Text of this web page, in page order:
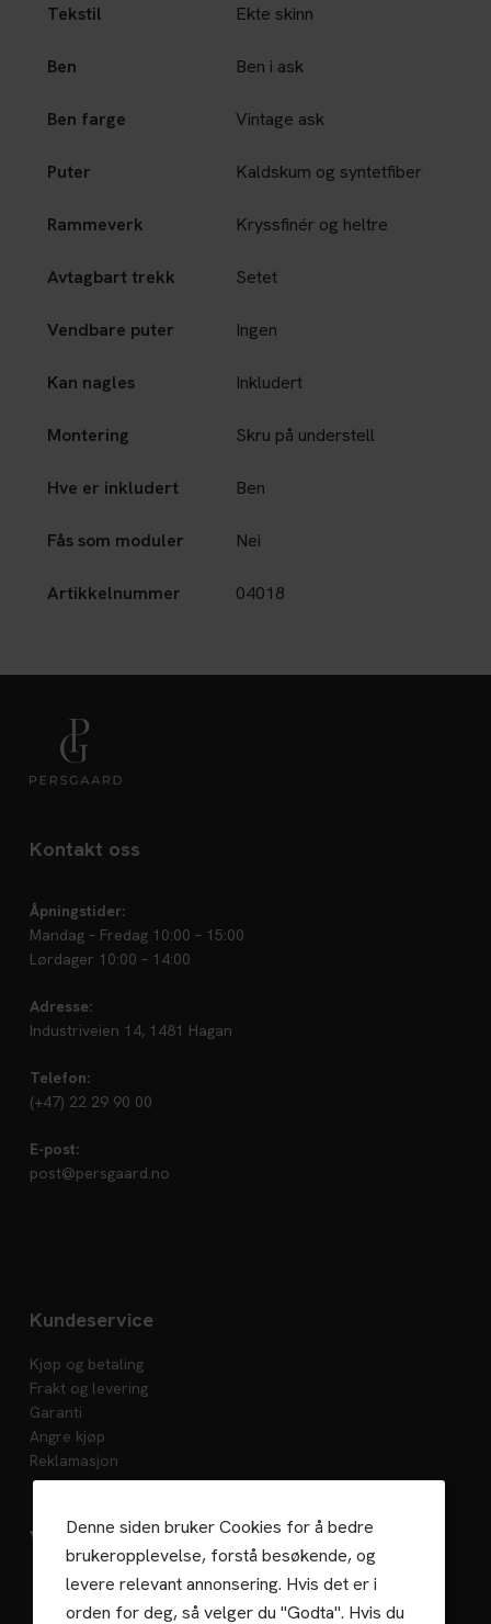
Denne siden bruker Cookies for å bedre
brukeropplevelse, forstå besøkende, og
levere relevant annonsering. Hvis det er i
orden for deg, så velger du "Godta". Hvis du
Tekstil Ekte skinn
Ben Ben i ask
Ben farge Vintage ask
Puter Kaldskum og syntetfiber
Rammeverk Kryssfinér og heltre
Avtagbart trekk Setet
Vendbare puter Ingen
Kan nagles Inkludert
Montering Skru på understell
Hve er inkludert Ben
Fås som moduler Nei
Artikkelnummer 04018
Kontakt oss
Åpningstider:
Mandag – Fredag 10:00 – 15:00
Lørdager 10:00 – 14:00
Adresse:
Industriveien 14, 1481 Hagan
Telefon:
(+47) 22 29 90 00
E-post:
post@persgaard.no
Kundeservice
Kjøp og betaling
Frakt og levering
Garanti
Angre kjøp
Reklamasjon
Vedlikehold